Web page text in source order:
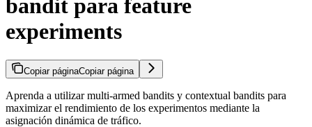
bandit para feature
experiments
Copiar páginaCopiar página
Aprenda a utilizar multi-armed bandits y contextual bandits para
maximizar el rendimiento de los experimentos mediante la
asignación dinámica de tráfico.